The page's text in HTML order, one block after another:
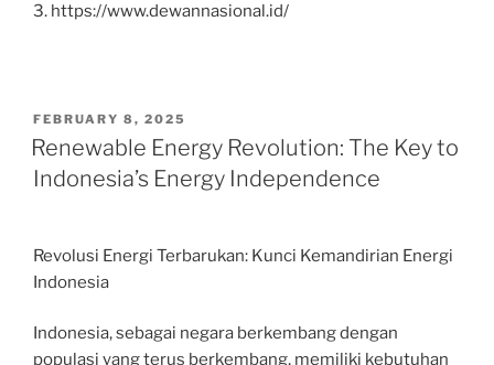
3. https://www.dewannasional.id/
POSTED
ON
FEBRUARY 8, 2025
Renewable Energy Revolution: The Key to
Indonesia’s Energy Independence
Revolusi Energi Terbarukan: Kunci Kemandirian Energi
Indonesia
Indonesia, sebagai negara berkembang dengan
populasi yang terus berkembang, memiliki kebutuhan